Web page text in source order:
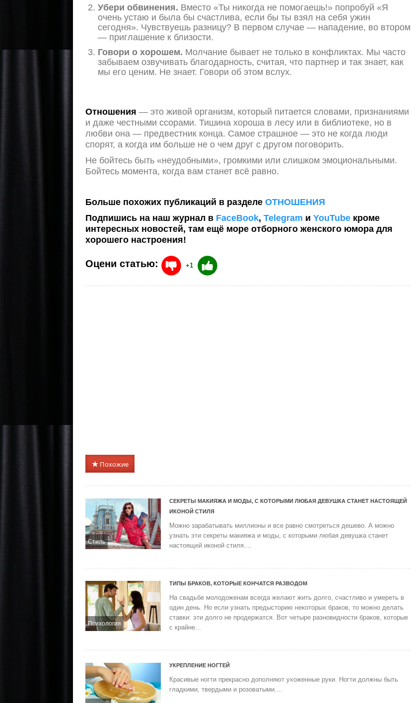
Убери обвинения. Вместо «Ты никогда не помогаешь!» попробуй «Я
очень устаю и была бы счастлива, если бы ты взял на себя ужин
сегодня». Чувствуешь разницу? В первом случае — нападение, во втором
— приглашение к близости.
Говори о хорошем. Молчание бывает не только в конфликтах. Мы часто
забываем озвучивать благодарность, считая, что партнер и так знает, как
мы его ценим. Не знает. Говори об этом вслух.
Отношения — это живой организм, который питается словами, признаниями
и даже честными ссорами. Тишина хороша в лесу или в библиотеке, но в
любви она — предвестник конца. Самое страшное — это не когда люди
спорят, а когда им больше не о чем друг с другом поговорить.
Не бойтесь быть «неудобными», громкими или слишком эмоциональными.
Бойтесь момента, когда вам станет всё равно.
Больше похожих публикаций в разделе ОТНОШЕНИЯ
Подпишись на наш журнал в FaceBook, Telegram и YouTube кроме
интересных новостей, там ещё море отборного женского юмора для
хорошего настроения!
Оцени статью: +1
Похожие
Стиль
СЕКРЕТЫ МАКИЯЖА И МОДЫ, С КОТОРЫМИ ЛЮБАЯ ДЕВУШКА СТАНЕТ НАСТОЯЩЕЙ
ИКОНОЙ СТИЛЯ
Можно зарабатывать миллионы и все равно смотреться дешево. А можно
узнать эти секреты макияжа и моды, с которыми любая девушка станет
настоящей иконой стиля....
Психология
ТИПЫ БРАКОВ, КОТОРЫЕ КОНЧАТСЯ РАЗВОДОМ
На свадьбе молодоженам всегда желают жить долго, счастливо и умереть в
один день. Но если узнать предысторию некоторых браков, то можно делать
ставки: эти долго не продержатся. Вот четыре разновидности браков, которые
с крайне...
УКРЕПЛЕНИЕ НОГТЕЙ
Красивые ногти прекрасно дополняют ухоженные руки. Ногти должны быть
гладкими, твердыми и розоватыми....